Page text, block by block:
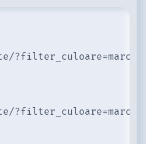
?filter_culoare=maro